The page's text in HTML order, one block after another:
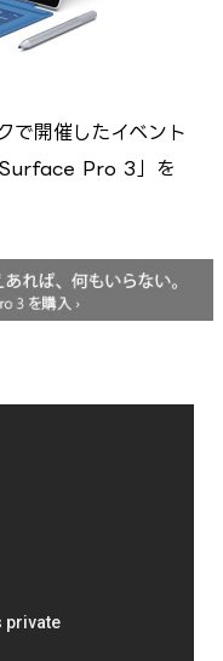
で開催したイベント
Pro 3」を